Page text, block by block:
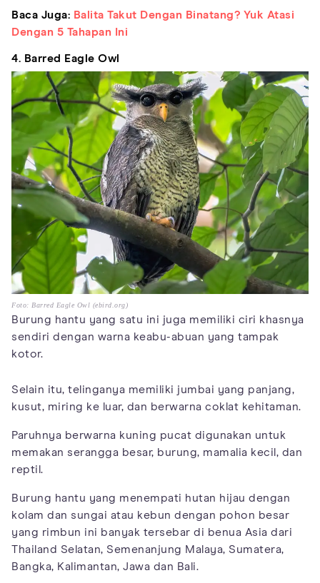
Baca Juga: Balita Takut Dengan Binatang? Yuk Atasi
Dengan 5 Tahapan Ini
4. Barred Eagle Owl
Foto: Barred Eagle Owl (ebird.org)
Burung hantu yang satu ini juga memiliki ciri khasnya
sendiri dengan warna keabu-abuan yang tampak
kotor.
Selain itu, telinganya memiliki jumbai yang panjang,
kusut, miring ke luar, dan berwarna coklat kehitaman.
Paruhnya berwarna kuning pucat digunakan untuk
memakan serangga besar, burung, mamalia kecil, dan
reptil.
Burung hantu yang menempati hutan hijau dengan
kolam dan sungai atau kebun dengan pohon besar
yang rimbun ini banyak tersebar di benua Asia dari
Thailand Selatan, Semenanjung Malaya, Sumatera,
Bangka, Kalimantan, Jawa dan Bali.